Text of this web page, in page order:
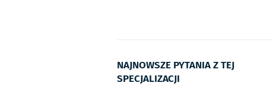
NAJNOWSZE PYTANIA Z TEJ
SPECJALIZACJI